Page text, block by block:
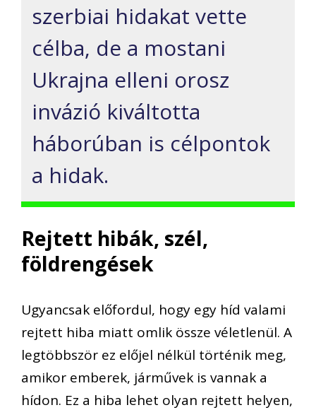
szerbiai hidakat vette
célba, de a mostani
Ukrajna elleni orosz
invázió kiváltotta
háborúban is célpontok
a hidak.
Rejtett hibák, szél,
földrengések
Ugyancsak előfordul, hogy egy híd valami
rejtett hiba miatt omlik össze véletlenül. A
legtöbbször ez előjel nélkül történik meg,
amikor emberek, járművek is vannak a
hídon. Ez a hiba lehet olyan rejtett helyen,